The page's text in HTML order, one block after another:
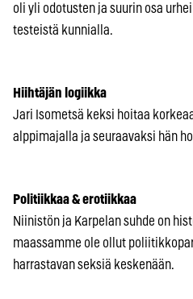
oli yli odotusten ja suurin osa
testeistä kunnialla.
Hiihtäjän logiikka
Jari Isometsä keksi hoitaa
alppimajalla ja seuraavaksi hän
Politiikkaa & erotiikkaa
Niinistön ja Karpelan suhde on
maassamme ole ollut
harrastavan seksiä keskenään.